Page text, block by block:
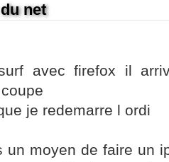
net
avec firefox il
je redemarre l ordi
un moyen de faire un